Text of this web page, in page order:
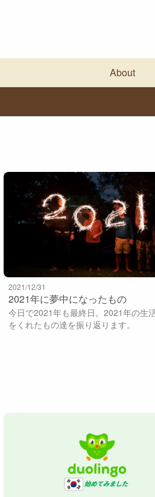
About
2021/12/31
2021年に夢中になったもの
今日で2021年も最終日。2021年の生
をくれたもの達を振り返ります。